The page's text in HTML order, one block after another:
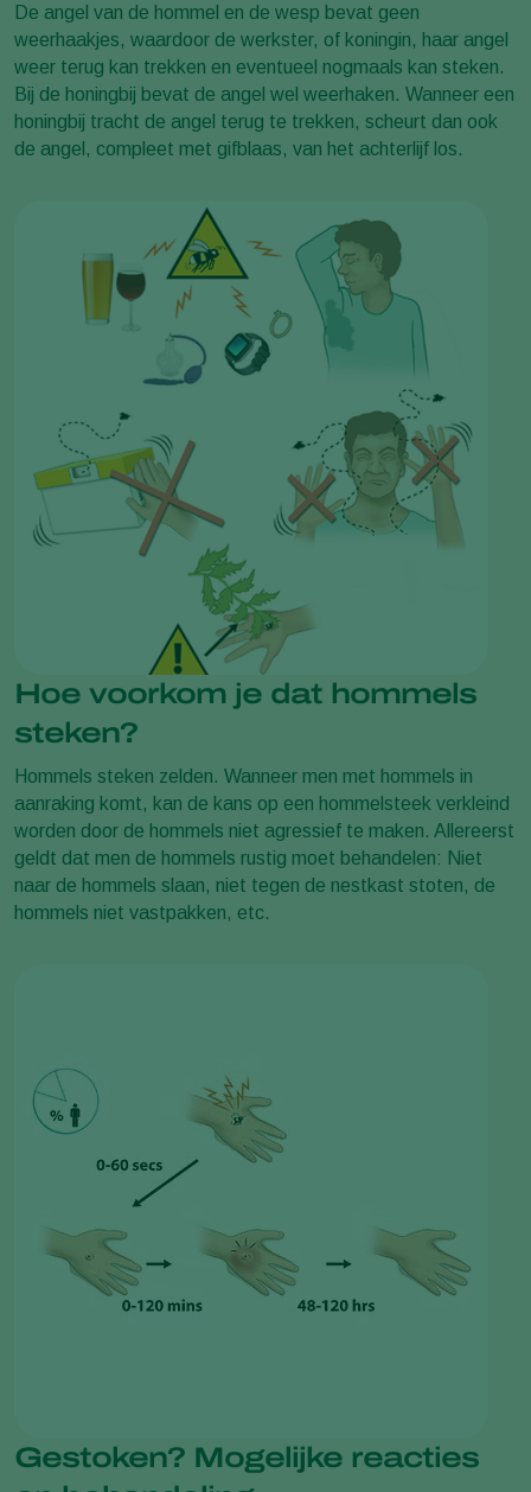
De angel van de hommel en de wesp bevat geen
weerhaakjes, waardoor de werkster, of koningin, haar angel
weer terug kan trekken en eventueel nogmaals kan steken.
Bij de honingbij bevat de angel wel weerhaken. Wanneer een
honingbij tracht de angel terug te trekken, scheurt dan ook
de angel, compleet met gifblaas, van het achterlijf los.
Hoe voorkom je dat hommels
steken?
Hommels steken zelden. Wanneer men met hommels in
aanraking komt, kan de kans op een hommelsteek verkleind
worden door de hommels niet agressief te maken. Allereerst
geldt dat men de hommels rustig moet behandelen: Niet
naar de hommels slaan, niet tegen de nestkast stoten, de
hommels niet vastpakken, etc.
Gestoken? Mogelijke reacties